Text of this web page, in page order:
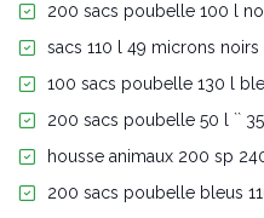
200 sacs poubelle 100 l
sacs 110 l 49 microns noirs
100 sacs poubelle 130 l
200 sacs poubelle 50 l ``
housse animaux 200 sp
200 sacs poubelle bleus